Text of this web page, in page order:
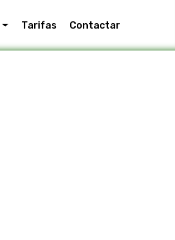
Tarifas Contactar